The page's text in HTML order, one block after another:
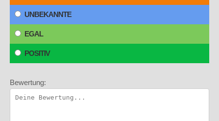
UNBEKANNTE
EGAL
POSITIV
Bewertung: